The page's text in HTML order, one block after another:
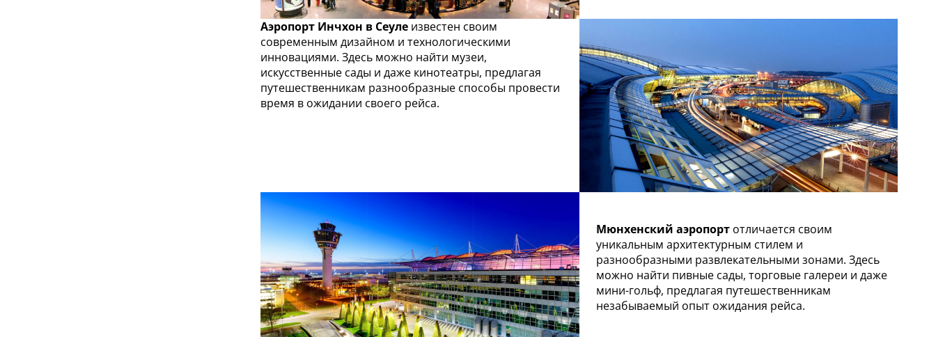
Аэропорт Инчхон в Сеуле известен своим
современным дизайном и технологическими
инновациями. Здесь можно найти музеи,
искусственные сады и даже кинотеатры, предлагая
путешественникам разнообразные способы провести
время в ожидании своего рейса.
Мюнхенский аэропорт отличается своим
уникальным архитектурным стилем и
разнообразными развлекательными зонами. Здесь
можно найти пивные сады, торговые галереи и даже
мини-гольф, предлагая путешественникам
незабываемый опыт ожидания рейса.